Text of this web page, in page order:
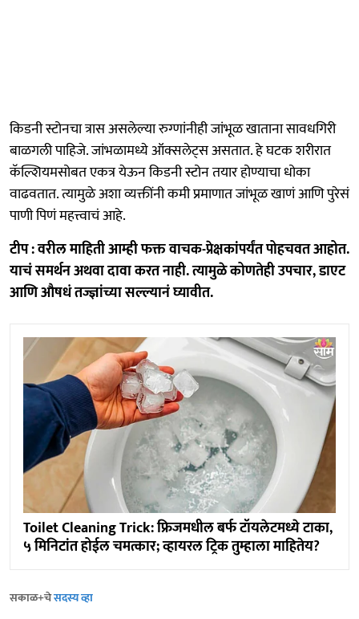
किडनी स्टोनचा त्रास असलेल्या रुग्णांनीही जांभूळ खाताना सावधगिरी
बाळगली पाहिजे. जांभळामध्ये ऑक्सलेट्स असतात. हे घटक शरीरात
कॅल्शियमसोबत एकत्र येऊन किडनी स्टोन तयार होण्याचा धोका
वाढवतात. त्यामुळे अशा व्यक्तींनी कमी प्रमाणात जांभूळ खाणं आणि पुरेसं
पाणी पिणं महत्त्वाचं आहे.
टीप : वरील माहिती आम्ही फक्त वाचक-प्रेक्षकांपर्यंत पोहचवत आहोत.
याचं समर्थन अथवा दावा करत नाही. त्यामुळे कोणतेही उपचार, डाएट
आणि औषधं तज्ज्ञांच्या सल्ल्यानं घ्यावीत.
Toilet Cleaning Trick: फ्रिजमधील बर्फ टॉयलेटमध्ये टाका,
५ मिनिटांत होईल चमत्कार; व्हायरल ट्रिक तुम्हाला माहितेय?
सकाळ+चेसदस्य व्हा